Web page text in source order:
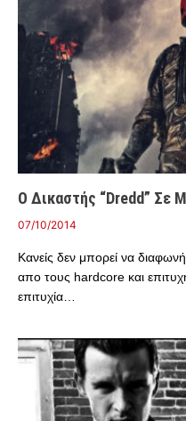
Ο Δικαστής “Dredd” Σε
07/10/2014
Κανείς δεν μπορεί να
απο τους hardcore και
επιτυχία…